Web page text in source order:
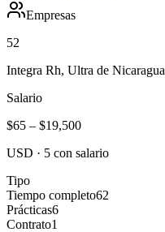
Empresas
52
Integra Rh, Ultra de Nicaragua
Salario
$65 – $19,500
USD · 5 con salario
Tipo
Tiempo completo62
Prácticas6
Contrato1